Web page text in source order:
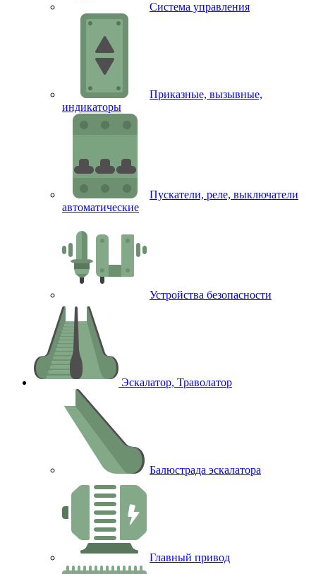
Система управления
Приказные, вызывные,
индикаторы
Пускатели, реле, выключатели
автоматические
Устройства безопасности
Эскалатор, Траволатор
Балюстрада эскалатора
Главный привод